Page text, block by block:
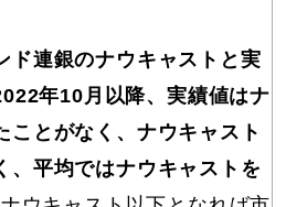
ド連銀のナウキャストと実
年10月以降、実績値はナ
ことがなく、ナウキャスト
、平均ではナウキャストを